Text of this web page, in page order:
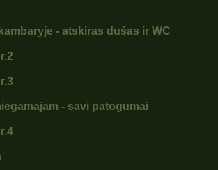
- atskiras dušas ir WC
- savi patogumai